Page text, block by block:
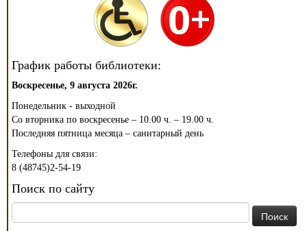
График работы библиотеки:
Воскресенье, 9 августа 2026г.
Понедельник - выходной
Со вторника по воскресенье – 10.00 ч. – 19.00 ч.
Последняя пятница месяца – санитарный день
Телефоны для связи:
8 (48745)2-54-19
Поиск по сайту